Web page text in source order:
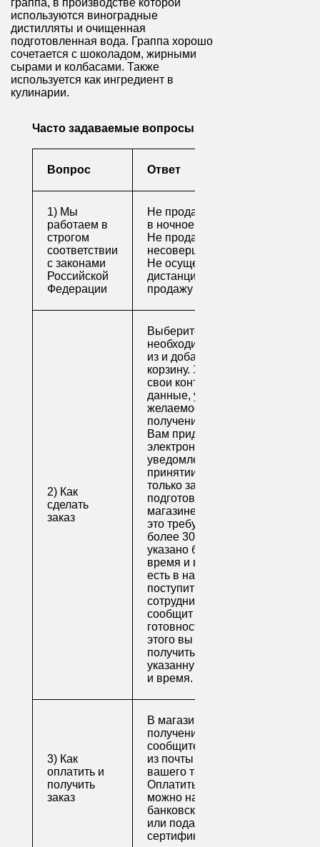
используются виноградные
дистилляты и очищенная
подготовленная вода. Граппа хорошо
сочетается с шоколадом, жирными
сырами и колбасами. Также
используется как ингредиент в
кулинарии.
Часто задаваемые вопросы
Вопрос Ответ
1) Мы
работаем в
строгом
соответствии
с законами
Российской
Федерации
Не продаем алкоголь
в ночное время
Не продаем алкоголь
несовершеннолетним
Не осуществляем
дистанционную
продажу
2) Как
сделать
заказ
Выберите
необходимые товары
из и добавьте их в
корзину. Заполните
свои контактные
данные, укажите
желаемое время
получения заказа.
Вам придет по
электронной почте
уведомление о
принятии заказа. Как
только заказ
подготовят в
магазине (обычно на
это требуется не
более 30 минут, если
указано ближайшее
время и весь товар
есть в наличии), вам
поступит письмо от
сотрудника, который
сообщит о
готовности. После
этого вы можете
получить свой заказ в
указанную вами дату
и время.
3) Как
оплатить и
получить
заказ
В магазине для
получения заказа
сообщите его номер
из почты или номер
вашего телефона.
Оплатить заказ
можно наличными,
банковской картой
или подарочным
сертификатом.